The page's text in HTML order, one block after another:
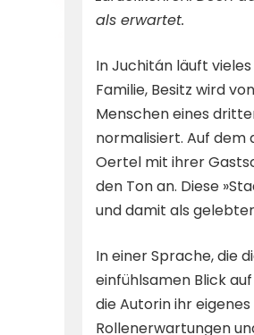
als erwartet.
In Juchitán läuft
Familie, Besitz wird
Menschen eines
normalisiert. Auf
Oertel mit ihrer
den Ton an. Diese
und damit als
In einer Sprache, die
einfühlsamen Blick
die Autorin ihr
Rollenerwartungen